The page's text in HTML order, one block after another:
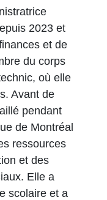
2023 et
et de
du corps
où elle
Avant de
pendant
de Montréal
ressources
et des
Elle a
scolaire et a